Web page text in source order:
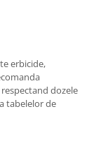
erbicide,
dozele
tabelelor de